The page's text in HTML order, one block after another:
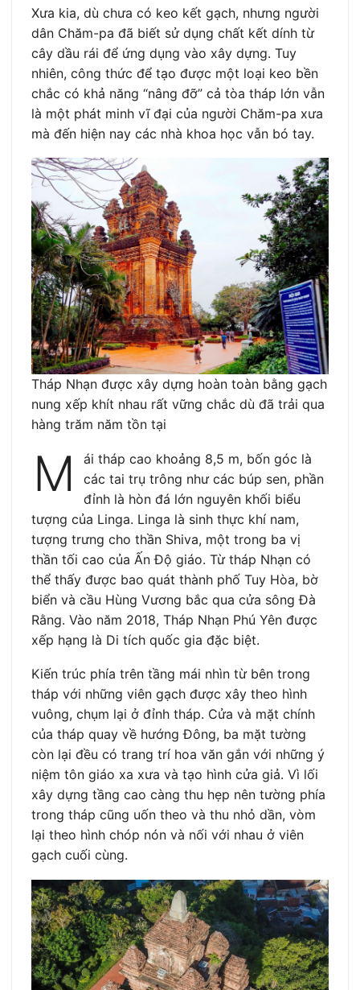
Xưa kia, dù chưa có keo kết gạch, nhưng người
dân Chăm-pa đã biết sử dụng chất kết dính từ
cây dầu rái để ứng dụng vào xây dựng. Tuy
nhiên, công thức để tạo được một loại keo bền
chắc có khả năng “nâng đỡ” cả tòa tháp lớn vẫn
là một phát minh vĩ đại của người Chăm-pa xưa
mà đến hiện nay các nhà khoa học vẫn bó tay.
Tháp Nhạn được xây dựng hoàn toàn bằng gạch
nung xếp khít nhau rất vững chắc dù đã trải qua
hàng trăm năm tồn tại
M
ái tháp cao khoảng 8,5 m, bốn góc là
các tai trụ trông như các búp sen, phần
đỉnh là hòn đá lớn nguyên khối biểu
tượng của Linga. Linga là sinh thực khí nam,
tượng trưng cho thần Shiva, một trong ba vị
thần tối cao của Ấn Độ giáo. Từ tháp Nhạn có
thể thấy được bao quát thành phố Tuy Hòa, bờ
biển và cầu Hùng Vương bắc qua cửa sông Đà
Rằng. Vào năm 2018, Tháp Nhạn Phú Yên được
xếp hạng là Di tích quốc gia đặc biệt.
Kiến trúc phía trên tầng mái nhìn từ bên trong
tháp với những viên gạch được xây theo hình
vuông, chụm lại ở đỉnh tháp. Cửa và mặt chính
của tháp quay về hướng Đông, ba mặt tường
còn lại đều có trang trí hoa văn gắn với những ý
niệm tôn giáo xa xưa và tạo hình cửa giả. Vì lối
xây dựng tầng cao càng thu hẹp nên tường phía
trong tháp cũng uốn theo và thu nhỏ dần, vòm
lại theo hình chóp nón và nối với nhau ở viên
gạch cuối cùng.